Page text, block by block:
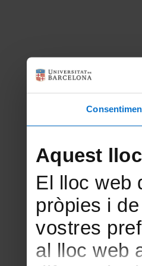
Aquest
El lloc web
pròpies i
vostres
al lloc web